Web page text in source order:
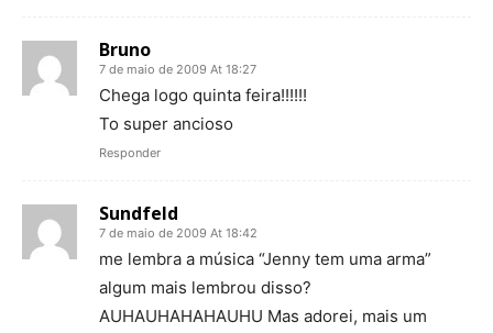
Bruno
7 de maio de 2009 At 18:27
Chega logo quinta feira!!!!!!
To super ancioso
Responder
Sundfeld
7 de maio de 2009 At 18:42
me lembra a música “Jenny tem uma arma”
algum mais lembrou disso?
AUHAUHAHAHAUHU Mas adorei, mais um